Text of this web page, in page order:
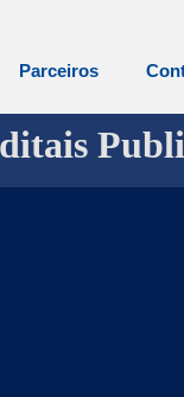
Parceiros